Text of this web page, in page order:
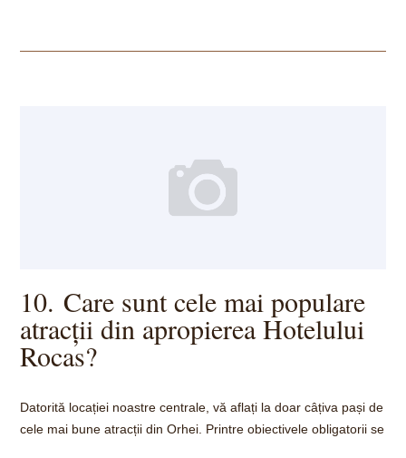
10. Care sunt cele mai populare
atracții din apropierea Hotelului
Rocas?
Datorită locației noastre centrale, vă aflați la doar câțiva pași de
cele mai bune atracții din Orhei. Printre obiectivele obligatorii se